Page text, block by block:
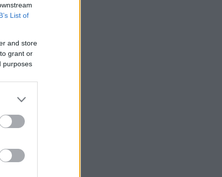
List of
and store
grant or
purposes